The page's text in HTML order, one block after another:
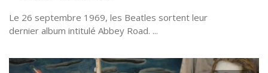
Le 26 septembre 1969, les Beatles sortent leur
dernier album intitulé Abbey Road. ...